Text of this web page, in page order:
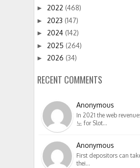
► 2022 (468)
► 2023 (147)
► 2024 (142)
► 2025 (264)
► 2026 (34)
RECENT COMMENTS
Anonymous
In 2021 the web
노 for Slot…
Anonymous
First depositors can
thei…